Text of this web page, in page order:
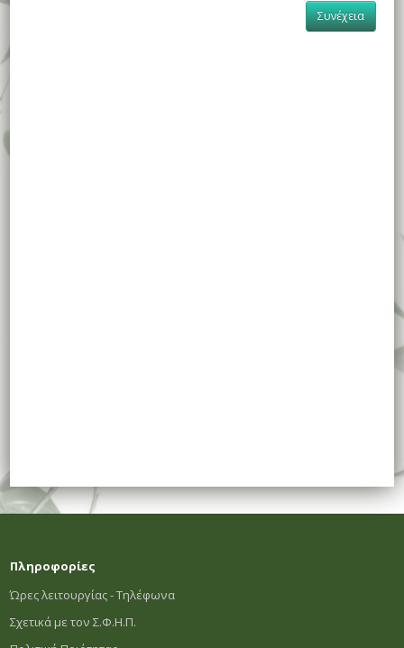
Συνέχεια
Πληροφορίες
Ώρες λειτουργίας - Τηλέφωνα
Σχετικά με τον Σ.Φ.Η.Π.